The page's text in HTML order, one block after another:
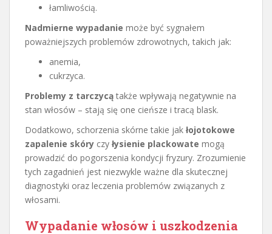
łamliwością.
Nadmierne wypadanie może być sygnałem
poważniejszych problemów zdrowotnych, takich jak:
anemia,
cukrzyca.
Problemy z tarczycą także wpływają negatywnie na
stan włosów – stają się one cieńsze i tracą blask.
Dodatkowo, schorzenia skórne takie jak łojotokowe
zapalenie skóry czy łysienie plackowate mogą
prowadzić do pogorszenia kondycji fryzury. Zrozumienie
tych zagadnień jest niezwykle ważne dla skutecznej
diagnostyki oraz leczenia problemów związanych z
włosami.
Wypadanie włosów i uszkodzenia